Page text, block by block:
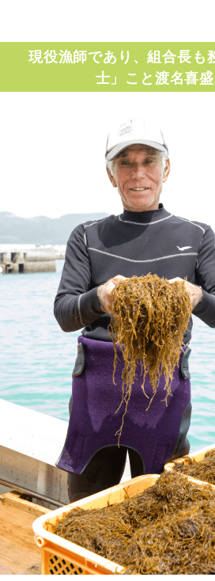
現役漁師であり、組合長も
士」こと渡名喜